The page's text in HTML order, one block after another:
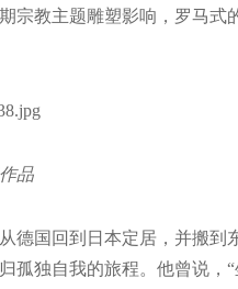
期宗教主题雕塑影响，罗马
品
德国回到日本定居，并搬
孤独自我的旅程。他曾说，